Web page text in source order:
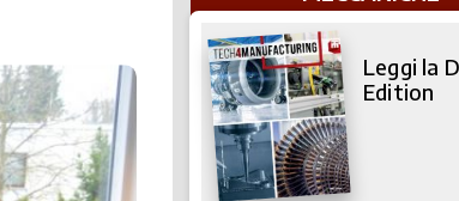
Leggi la
Edition